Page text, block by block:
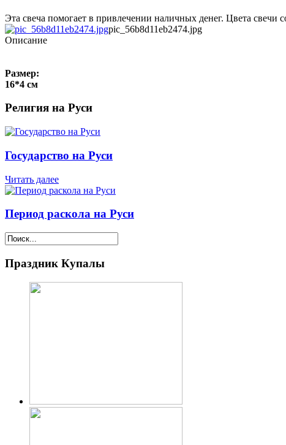
Эта свеча помогает в привлечении наличных денег. Цвета
pic_56b8d11eb2474.jpg
Описание
Размер:
16*4 см
Религия на Руси
Государство на Руси
Читать далее
Период раскола на Руси
Праздник Купалы